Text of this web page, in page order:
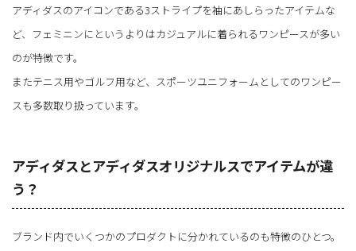
アディダスのアイコンである3ストライプを袖にあしらったアイテムな
ど、フェミニンにというよりはカジュアルに着られるワンピースが多い
のが特徴です。
またテニス用やゴルフ用など、スポーツユニフォームとしてのワンピー
スも多数取り扱っています。
アディダスとアディダスオリジナルスでアイテムが違
う？
ブランド内でいくつかのプロダクトに分かれているのも特徴のひとつ。